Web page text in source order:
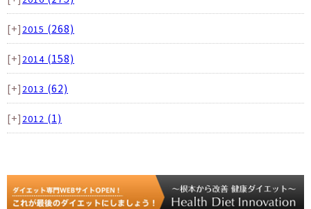
[+] 2015 (268)
[+] 2014 (158)
[+] 2013 (62)
[+] 2012 (1)